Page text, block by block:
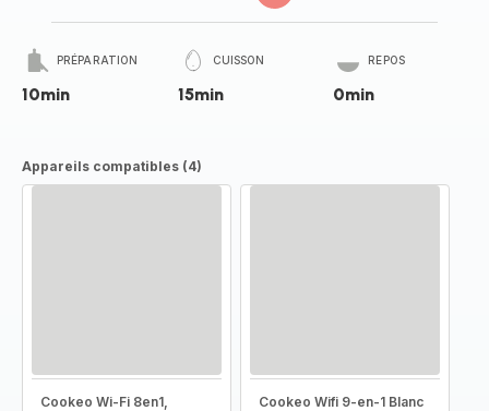
PRÉPARATION
10min
CUISSON
15min
REPOS
0min
Appareils compatibles (4)
Cookeo Wi-Fi 8en1,
Cookeo Wifi 9-en-1 Blanc